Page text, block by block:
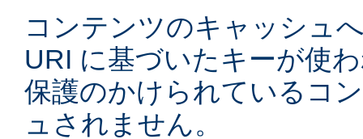
コンテンツのキャッシュ
URI に基づいたキーが使
保護のかけられているコ
ュされません。